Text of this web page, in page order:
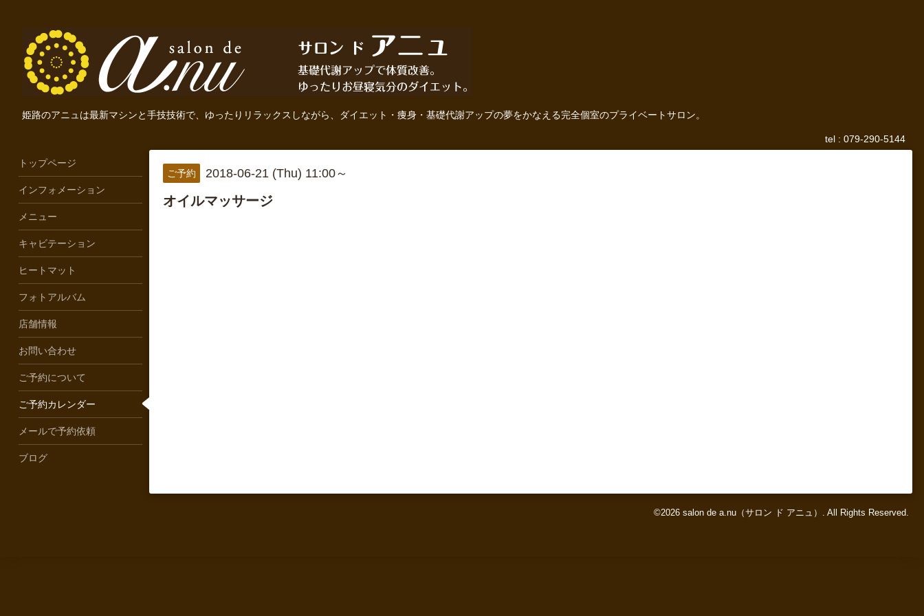
姫路のアニュは最新マシンと手技技術で、ゆったりリラックスしながら、ダイエット・痩身・基礎代謝アップの夢をかなえる完全個室のプライベートサロン。
tel : 079-290-5144
ご予約 2018-06-21 (Thu) 11:00～
オイルマッサージ
©2026 salon de a.nu（サロン ド アニュ） . All Rights Reserved.
トップページ
インフォメーション
メニュー
キャビテーション
ヒートマット
フォトアルバム
店舗情報
お問い合わせ
ご予約について
ご予約カレンダー
メールで予約依頼
ブログ